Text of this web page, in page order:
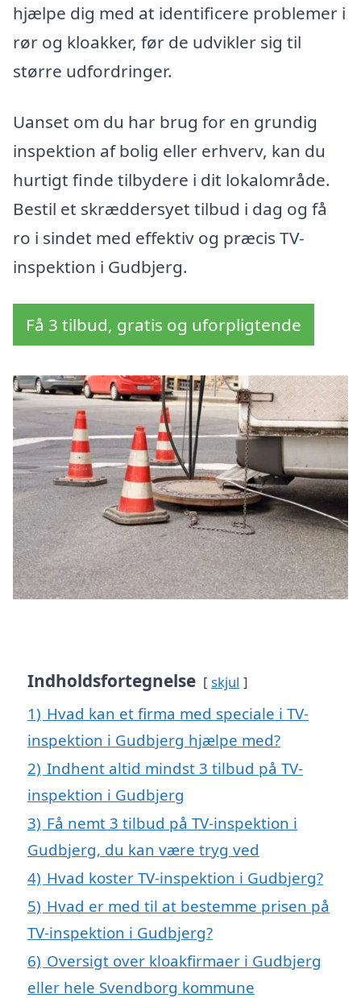
hjælpe dig med at identificere problemer i
rør og kloakker, før de udvikler sig til
større udfordringer.
Uanset om du har brug for en grundig
inspektion af bolig eller erhverv, kan du
hurtigt finde tilbydere i dit lokalområde.
Bestil et skræddersyet tilbud i dag og få
ro i sindet med effektiv og præcis TV-
inspektion i Gudbjerg.
Få 3 tilbud, gratis og uforpligtende
Indholdsfortegnelse skjul
1) Hvad kan et firma med speciale i TV-
inspektion i Gudbjerg hjælpe med?
2) Indhent altid mindst 3 tilbud på TV-
inspektion i Gudbjerg
3) Få nemt 3 tilbud på TV-inspektion i
Gudbjerg, du kan være tryg ved
4) Hvad koster TV-inspektion i Gudbjerg?
5) Hvad er med til at bestemme prisen på
TV-inspektion i Gudbjerg?
6) Oversigt over kloakfirmaer i Gudbjerg
eller hele Svendborg kommune